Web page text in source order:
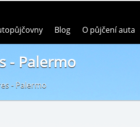
Blog O půjčení auta
- Palermo
- Palermo